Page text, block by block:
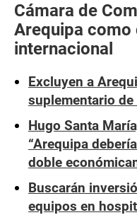
Cámara de
Arequipa
internacional
Excluyen a
suplementario
Hugo Santa
“Arequipa
doble
Buscarán
equipos en